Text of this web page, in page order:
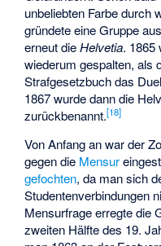
unbeliebten Farbe durch
gründete eine Gruppe
erneut dieHelvetia. 1865
wiederum gespalten, als
Strafgesetzbuch das
1867 wurde dann die
zurückbenannt.[18]
Von Anfang an war der
gegen die Mensur
gefochten, da man sich
Studentenverbindungen
Mensurfrage erregte die
zweiten Hälfte des 19.